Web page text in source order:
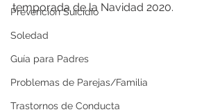
Prevención Suicidio
Soledad
Guía para Padres
Problemas de Parejas/Familia
Trastornos de Conducta
temporada de la Navidad 2020.